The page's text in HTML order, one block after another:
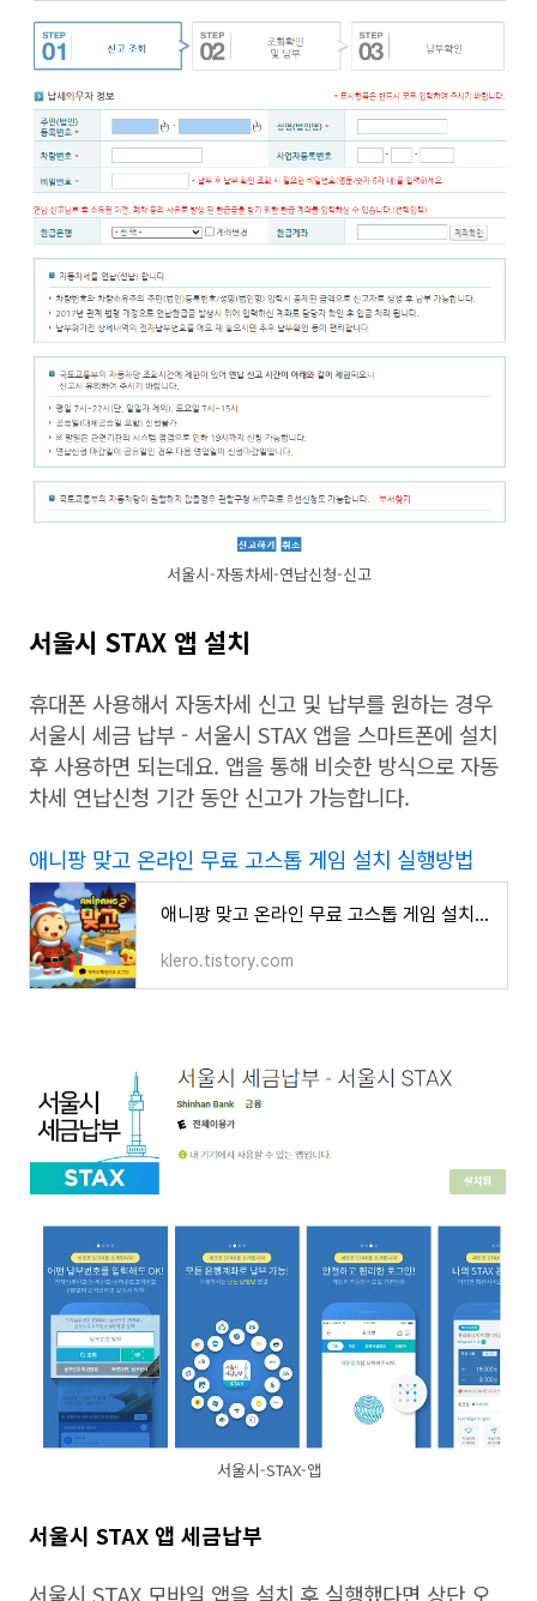
서울시-자동차세-연납신청-신고
서울시 STAX 앱 설치
휴대폰 사용해서 자동차세 신고 및 납부를 원하는 경우
서울시 세금 납부 - 서울시 STAX 앱을 스마트폰에 설치
후 사용하면 되는데요. 앱을 통해 비슷한 방식으로 자동
차세 연납신청 기간 동안 신고가 가능합니다.
애니팡 맞고 온라인 무료 고스톱 게임 설치 실행방법
애니팡 맞고 온라인 무료 고스톱 게임 설치 실행방법
klero.tistory.com
서울시-STAX-앱
서울시 STAX 앱 세금납부
서울시 STAX 모바일 앱을 설치 후 실행했다면 상단 오